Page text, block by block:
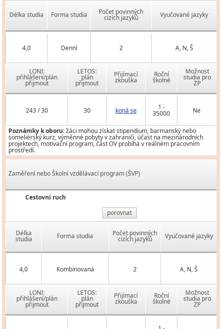
Délka studia Forma studia Počet povinných
cizích jazyků Vyučované jazyky
4,0 Denní 2 A, N, Š
LONI:
přihlášení/plán
přijmout
LETOS:
plán
přijmout
Přijímací
zkouška
Roční
školné
Možnost
studia pro
ZP
243 / 30 30 koná se 1 -
35000 Ne
Poznámky k oboru:žáci mohou získat stipendium, barmanský nebo
someliérský kurz, výměnné pobyty v zahraničí, účast na mezinárodních
projektech, motivační program, část OV probíhá v reálném pracovním
prostředí.
Zaměření nebo Školní vzdělávací program (ŠVP)
Cestovní ruch
porovnat
Délka
studia Forma studia Počet povinných
cizích jazyků Vyučované jazyky
4,0 Kombinovaná 2 A, N, Š
LONI:
přihlášení/plán
přijmout
LETOS:
plán
přijmout
Přijímací
zkouška
Roční
školné
Možnost
studia pro
ZP